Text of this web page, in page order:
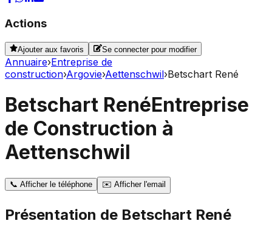
Actions
Ajouter aux favoris Se connecter pour modifier
Annuaire›Entreprise de
construction›Argovie›Aettenschwil›Betschart René
Betschart RenéEntreprise
de Construction à
Aettenschwil
📞 Afficher le téléphone ✉️ Afficher l'email
Présentation de Betschart René